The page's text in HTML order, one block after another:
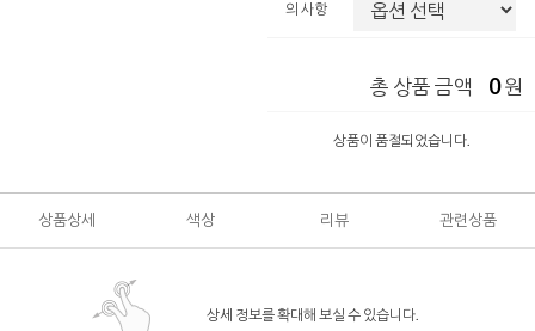
의 사항
총 상품 금액 0원
상품이 품절되었습니다.
상품상세 색상 리뷰 관련상품
상세 정보를 확대해 보실 수 있습니다.